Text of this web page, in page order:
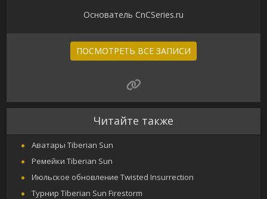
Основатель CnCSeries.ru
ПОСМОТРЕТЬ ВСЕ ЗАПИСИ
Читайте также
Аватары Tiberian Sun
Ремейки Tiberian Sun
Июльское обновление Twisted Insurrection
Турнир Tiberian Sun Firestorm